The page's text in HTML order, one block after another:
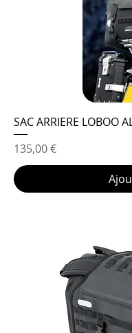
SAC ARRIERE LOBOO
Prix
135,00 €